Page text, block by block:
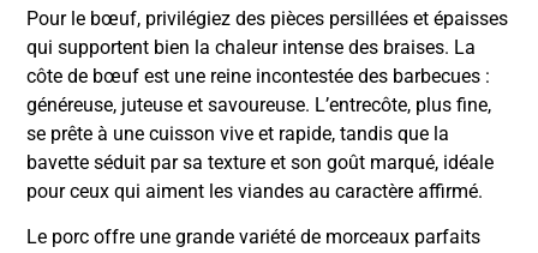
Pour le bœuf, privilégiez des pièces persillées et épaisses
qui supportent bien la chaleur intense des braises. La
côte de bœuf est une reine incontestée des barbecues :
généreuse, juteuse et savoureuse. L’entrecôte, plus fine,
se prête à une cuisson vive et rapide, tandis que la
bavette séduit par sa texture et son goût marqué, idéale
pour ceux qui aiment les viandes au caractère affirmé.
Le porc offre une grande variété de morceaux parfaits